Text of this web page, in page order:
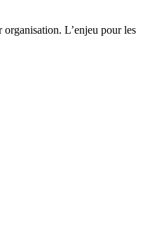
L’enjeu pour les